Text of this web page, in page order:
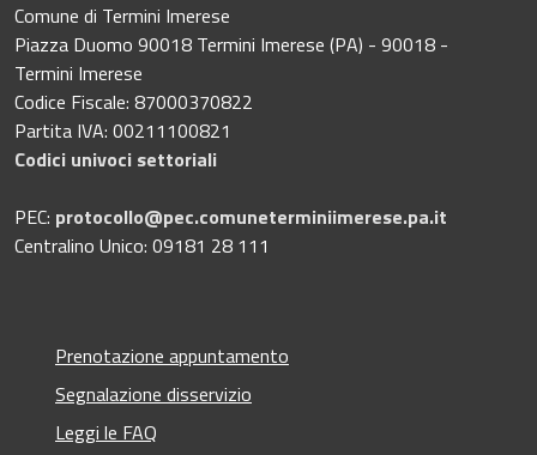
Comune di Termini Imerese
Piazza Duomo 90018 Termini Imerese (PA) - 90018 -
Termini Imerese
Codice Fiscale: 87000370822
Partita IVA: 00211100821
Codici univoci settoriali
PEC: protocollo@pec.comuneterminiimerese.pa.it
Centralino Unico: 09181 28 111
Prenotazione appuntamento
Segnalazione disservizio
Leggi le FAQ